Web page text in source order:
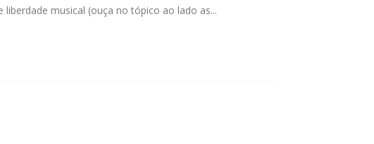
musical (ouça no tópico ao lado as...